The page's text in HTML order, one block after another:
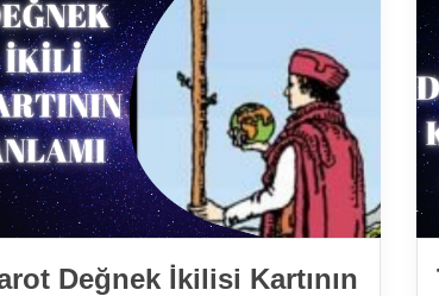
Değnek İkilisi Kartının